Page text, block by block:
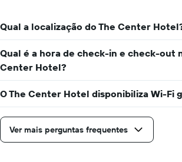
Qual a localização do The Center
Qual é a hora de check-in e check-out
Center Hotel?
O The Center Hotel disponibiliza Wi-Fi
Ver mais perguntas frequentes